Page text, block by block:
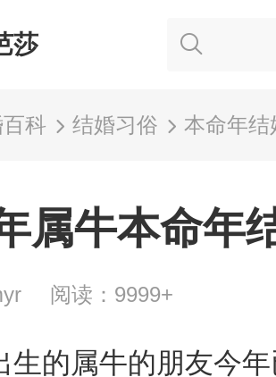
莎
科 结婚习俗 本命年结
属牛本命年
阅读：9999+
生的属牛的朋友今